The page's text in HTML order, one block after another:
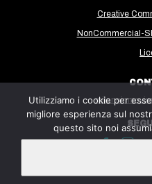
Creative
NonCommercial-
Utilizziamo i cookie per
migliore esperienza sul
questo sito noi